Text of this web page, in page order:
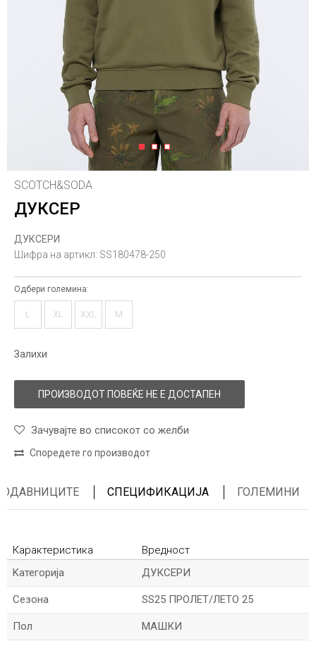
1 2 3
SCOTCH&SODA
ДУКСЕР
ДУКСЕРИ
Шифра на артикл: SS180478-250
Одбери големина:
L XL XXL M
Залихи
ПРОИЗВОДОТ ПОВЕЌЕ НЕ Е ДОСТАПЕН
Зачувајте во списокот со желби
Споредете го производот
СПЕЦИФИКАЦИЈА ГОЛЕМИНИ
Карактеристика
Вредност
Kатегорија
ДУКСЕРИ
Сезона SS25 ПРОЛЕТ/ЛЕТО 25
Пол МАШКИ